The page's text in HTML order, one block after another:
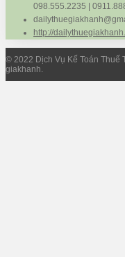
098.555.2235 |
http://
© 2022 Dịch Vụ Kế Toán Thuế
giakhanh.